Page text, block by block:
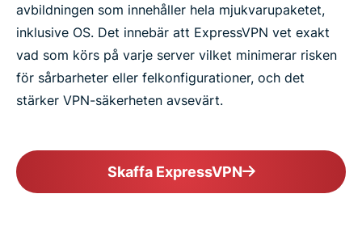
avbildningen som innehåller hela mjukvarupaketet,
inklusive OS. Det innebär att ExpressVPN vet exakt
vad som körs på varje server vilket minimerar risken
för sårbarheter eller felkonfigurationer, och det
stärker VPN-säkerheten avsevärt.
Skaffa ExpressVPN